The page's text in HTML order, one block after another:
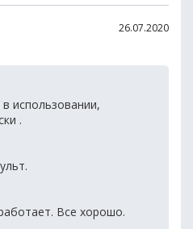
26.07.2020
использовании,
.
Все хорошо.